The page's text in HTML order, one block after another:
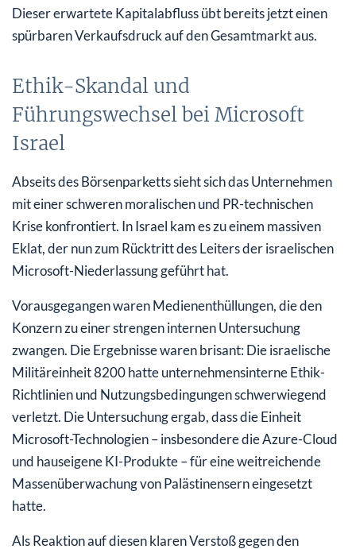
Dieser erwartete Kapitalabfluss übt bereits jetzt einen
spürbaren Verkaufsdruck auf den Gesamtmarkt aus.
Ethik-Skandal und
Führungswechsel bei Microsoft
Israel
Abseits des Börsenparketts sieht sich das Unternehmen
mit einer schweren moralischen und PR-technischen
Krise konfrontiert. In Israel kam es zu einem massiven
Eklat, der nun zum Rücktritt des Leiters der israelischen
Microsoft-Niederlassung geführt hat.
Vorausgegangen waren Medienenthüllungen, die den
Konzern zu einer strengen internen Untersuchung
zwangen. Die Ergebnisse waren brisant: Die israelische
Militäreinheit 8200 hatte unternehmensinterne Ethik-
Richtlinien und Nutzungsbedingungen schwerwiegend
verletzt. Die Untersuchung ergab, dass die Einheit
Microsoft-Technologien – insbesondere die Azure-Cloud
und hauseigene KI-Produkte – für eine weitreichende
Massenüberwachung von Palästinensern eingesetzt
hatte.
Als Reaktion auf diesen klaren Verstoß gegen den